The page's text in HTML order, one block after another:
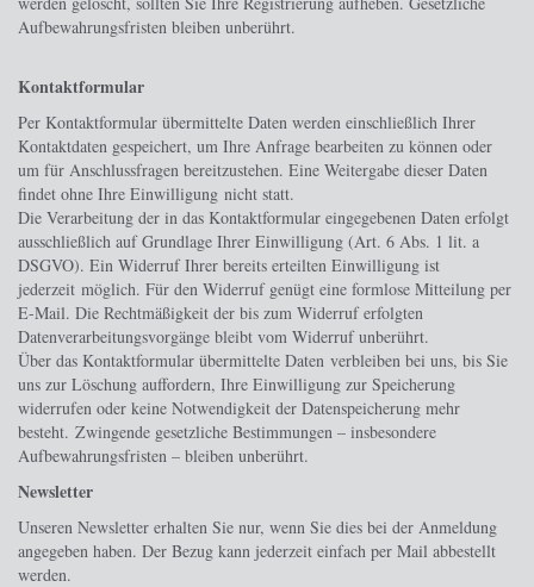
Aufbewahrungsfristen bleiben unberührt.
Kontaktformular
Per Kontaktformular übermittelte Daten werden einschließlich Ihrer
Kontaktdaten gespeichert, um Ihre Anfrage bearbeiten zu können oder
um für Anschlussfragen bereitzustehen. Eine Weitergabe dieser Daten
findet ohne Ihre Einwilligung nicht statt.
Die Verarbeitung der in das Kontaktformular eingegebenen Daten erfolgt
ausschließlich auf Grundlage Ihrer Einwilligung (Art. 6 Abs. 1 lit. a
DSGVO). Ein Widerruf Ihrer bereits erteilten Einwilligung ist
jederzeit möglich. Für den Widerruf genügt eine formlose Mitteilung per
E-Mail. Die Rechtmäßigkeit der bis zum Widerruf erfolgten
Datenverarbeitungsvorgänge bleibt vom Widerruf unberührt.
Über das Kontaktformular übermittelte Daten verbleiben bei uns, bis Sie
uns zur Löschung auffordern, Ihre Einwilligung zur Speicherung
widerrufen oder keine Notwendigkeit der Datenspeicherung mehr
besteht. Zwingende gesetzliche Bestimmungen – insbesondere
Aufbewahrungsfristen – bleiben unberührt.
Newsletter
Unseren Newsletter erhalten Sie nur, wenn Sie dies bei der Anmeldung
angegeben haben. Der Bezug kann jederzeit einfach per Mail abbestellt
werden.